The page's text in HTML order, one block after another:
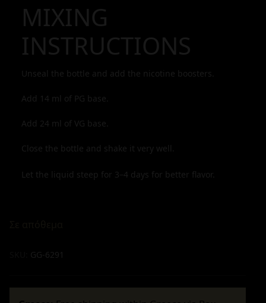
MIXING
INSTRUCTIONS
Unseal the bottle and add the nicotine boosters.
Add 14 ml of PG base.
Add 24 ml of VG base.
Close the bottle and shake it very well.
Let the liquid steep for 3–4 days for better flavor.
GG-6291